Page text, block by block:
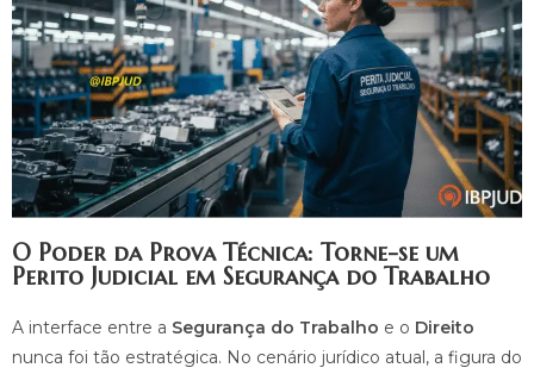
O Poder da Prova Técnica: Torne-se um
Perito Judicial em Segurança do Trabalho
A interface entre a Segurança do Trabalho e o Direito
nunca foi tão estratégica. No cenário jurídico atual, a figura do